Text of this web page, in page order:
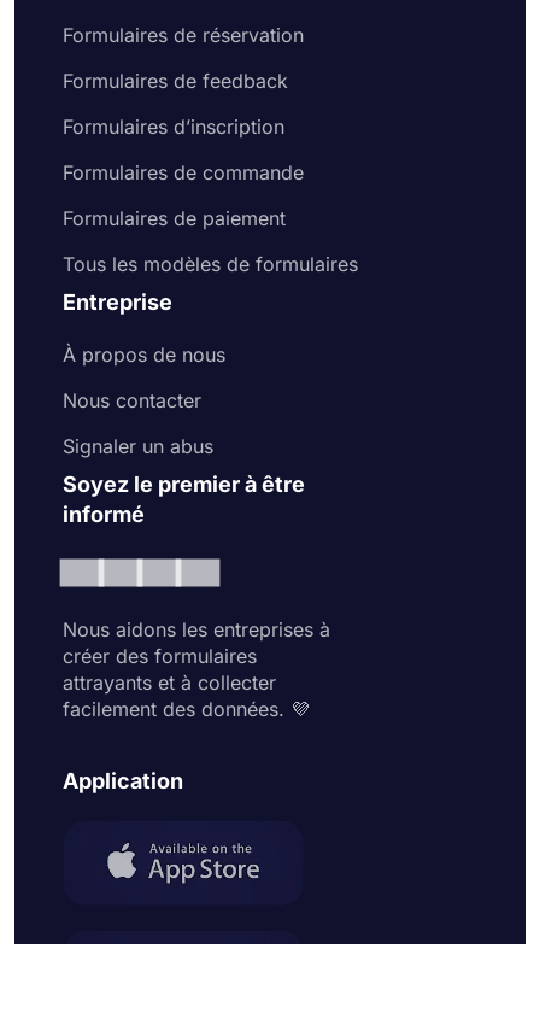
Formulaires de réservation
Formulaires de feedback
Formulaires d’inscription
Formulaires de commande
Formulaires de paiement
Tous les modèles de formulaires
Entreprise
À propos de nous
Nous contacter
Signaler un abus
Soyez le premier à être
informé
Nous aidons les entreprises à
créer des formulaires
attrayants et à collecter
facilement des données. 💜
Application